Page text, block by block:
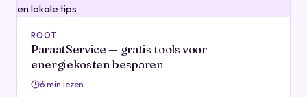
ROOT
ParaatService — gratis tools voor
energiekosten besparen
6 min lezen